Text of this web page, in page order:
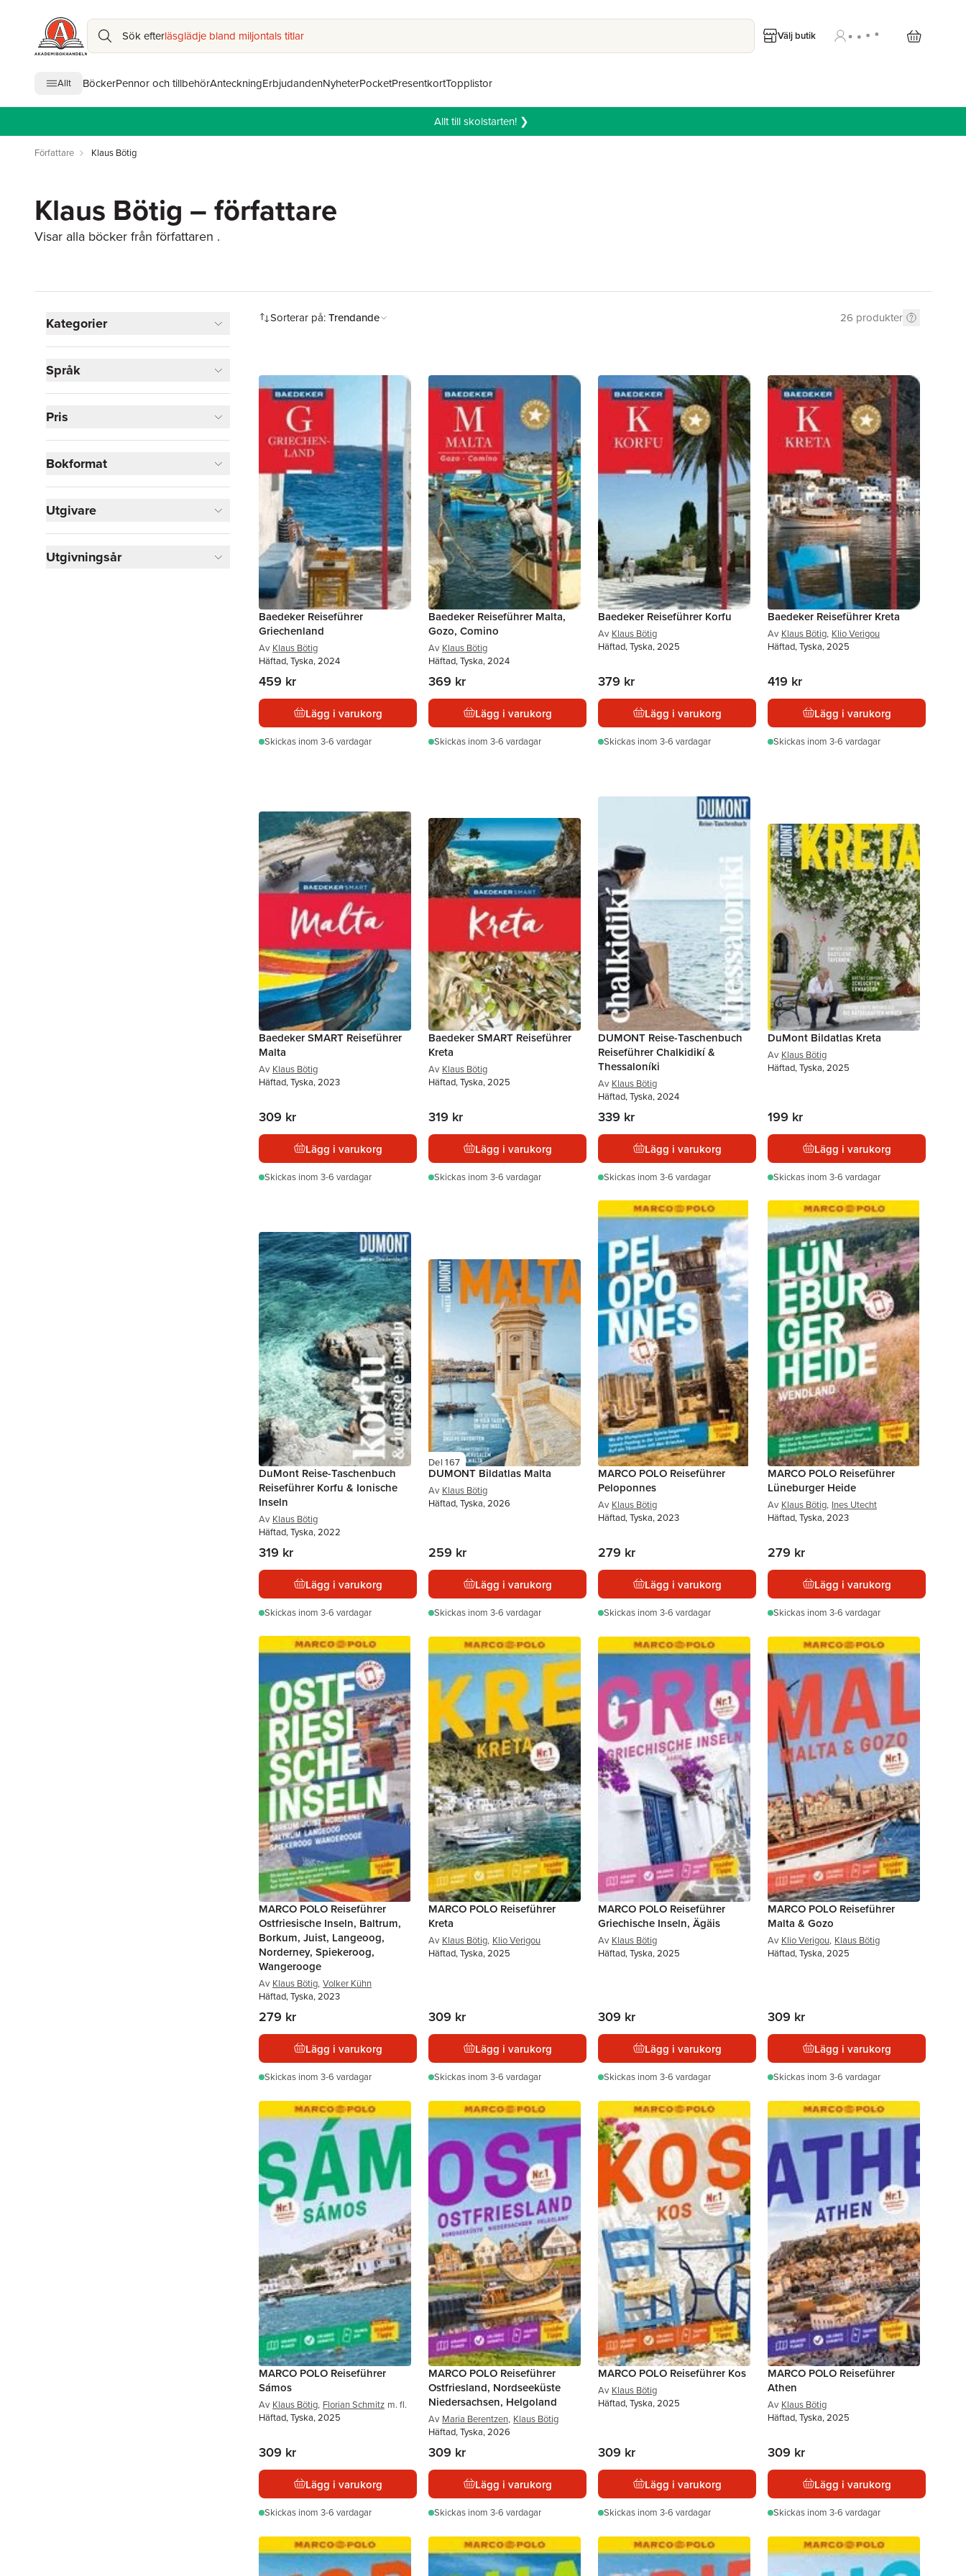
Sök efterläsglädje bland miljontals titlar Välj butik
Allt BöckerPennor och tillbehörAnteckningErbjudandenNyheterPocketPresentkortTopplistor
Allt till skolstarten! ❯
Författare Klaus Bötig
Klaus Bötig – författare
Visar alla böcker från författaren .
Kategorier
Reseguider
26
Visa fler
Språk
Pris
Bokformat
Utgivare
Utgivningsår
Sorterar på:Trendande 26 produkter
Baedeker Reiseführer
Griechenland
Av Klaus Bötig
Häftad, Tyska, 2024
459 kr
Lägg i varukorg
Skickas inom 3-6 vardagar
Baedeker Reiseführer Malta,
Gozo, Comino
Av Klaus Bötig
Häftad, Tyska, 2024
369 kr
Lägg i varukorg
Skickas inom 3-6 vardagar
Baedeker Reiseführer Korfu
Av Klaus Bötig
Häftad, Tyska, 2025
379 kr
Lägg i varukorg
Skickas inom 3-6 vardagar
Baedeker Reiseführer Kreta
Av Klaus Bötig, Klio Verigou
Häftad, Tyska, 2025
419 kr
Lägg i varukorg
Skickas inom 3-6 vardagar
Baedeker SMART Reiseführer
Malta
Av Klaus Bötig
Häftad, Tyska, 2023
309 kr
Lägg i varukorg
Skickas inom 3-6 vardagar
Baedeker SMART Reiseführer
Kreta
Av Klaus Bötig
Häftad, Tyska, 2025
319 kr
Lägg i varukorg
Skickas inom 3-6 vardagar
DUMONT Reise-Taschenbuch
Reiseführer Chalkidikí &
Thessaloníki
Av Klaus Bötig
Häftad, Tyska, 2024
339 kr
Lägg i varukorg
Skickas inom 3-6 vardagar
DuMont Bildatlas Kreta
Av Klaus Bötig
Häftad, Tyska, 2025
199 kr
Lägg i varukorg
Skickas inom 3-6 vardagar
DuMont Reise-Taschenbuch
Reiseführer Korfu & Ionische
Inseln
Av Klaus Bötig
Häftad, Tyska, 2022
319 kr
Lägg i varukorg
Skickas inom 3-6 vardagar
Del 167
DUMONT Bildatlas Malta
Av Klaus Bötig
Häftad, Tyska, 2026
259 kr
Lägg i varukorg
Skickas inom 3-6 vardagar
MARCO POLO Reiseführer
Peloponnes
Av Klaus Bötig
Häftad, Tyska, 2023
279 kr
Lägg i varukorg
Skickas inom 3-6 vardagar
MARCO POLO Reiseführer
Lüneburger Heide
Av Klaus Bötig, Ines Utecht
Häftad, Tyska, 2023
279 kr
Lägg i varukorg
Skickas inom 3-6 vardagar
MARCO POLO Reiseführer
Ostfriesische Inseln, Baltrum,
Borkum, Juist, Langeoog,
Norderney, Spiekeroog,
Wangerooge
Av Klaus Bötig, Volker Kühn
Häftad, Tyska, 2023
279 kr
Lägg i varukorg
Skickas inom 3-6 vardagar
MARCO POLO Reiseführer
Kreta
Av Klaus Bötig, Klio Verigou
Häftad, Tyska, 2025
309 kr
Lägg i varukorg
Skickas inom 3-6 vardagar
MARCO POLO Reiseführer
Griechische Inseln, Ägäis
Av Klaus Bötig
Häftad, Tyska, 2025
309 kr
Lägg i varukorg
Skickas inom 3-6 vardagar
MARCO POLO Reiseführer
Malta & Gozo
Av Klio Verigou, Klaus Bötig
Häftad, Tyska, 2025
309 kr
Lägg i varukorg
Skickas inom 3-6 vardagar
MARCO POLO Reiseführer
Sámos
Av Klaus Bötig, Florian Schmitz m. fl.
Häftad, Tyska, 2025
309 kr
Lägg i varukorg
Skickas inom 3-6 vardagar
MARCO POLO Reiseführer
Ostfriesland, Nordseeküste
Niedersachsen, Helgoland
Av Maria Berentzen, Klaus Bötig
Häftad, Tyska, 2026
309 kr
Lägg i varukorg
Skickas inom 3-6 vardagar
MARCO POLO Reiseführer Kos
Av Klaus Bötig
Häftad, Tyska, 2025
309 kr
Lägg i varukorg
Skickas inom 3-6 vardagar
MARCO POLO Reiseführer
Athen
Av Klaus Bötig
Häftad, Tyska, 2025
309 kr
Lägg i varukorg
Skickas inom 3-6 vardagar